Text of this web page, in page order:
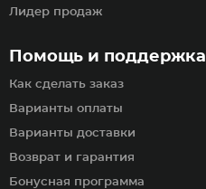
Помощь и поддержка
Как сделать заказ
Варианты оплаты
Варианты доставки
Возврат и гарантия
Бонусная программа
Лидер продаж